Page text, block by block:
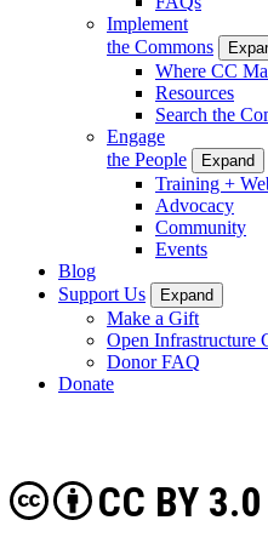
Implement
the Commons
Where CC
Resources
Search the
Engage
the People
Expand
Training +
Advocacy
Community
Events
Blog
Support Us
Expand
Make a Gift
Open Infrastructure
Donor FAQ
Donate
CC BY 3.0